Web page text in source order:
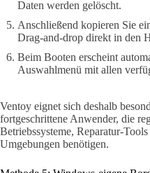
Daten werden gelöscht.
Anschließend kopieren Sie
Drag-and-drop direkt in den
Beim Booten erscheint
Auswahlmenü mit allen
Ventoy eignet sich deshalb
fortgeschrittene Anwender, die
Betriebssysteme, Reparatur-
Umgebungen benötigen.